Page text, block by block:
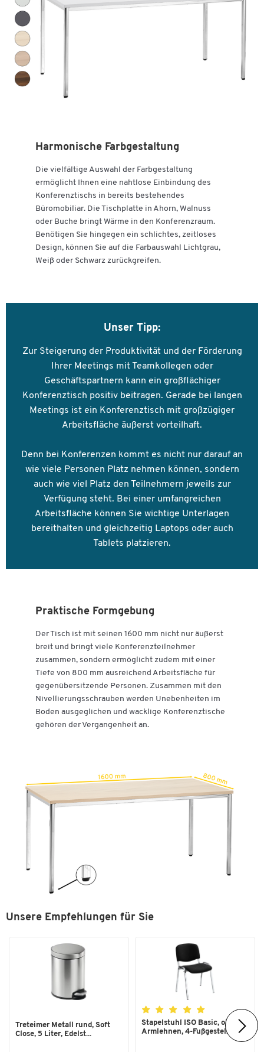
Harmonische Farbgestaltung
Die vielfältige Auswahl der Farbgestaltung
ermöglicht Ihnen eine nahtlose Einbindung des
Konferenztischs in bereits bestehendes
Büromobiliar. Die Tischplatte in Ahorn, Walnuss
oder Buche bringt Wärme in den Konferenzraum.
Benötigen Sie hingegen ein schlichtes, zeitloses
Design, können Sie auf die Farbauswahl Lichtgrau,
Weiß oder Schwarz zurückgreifen.
Unser Tipp:
Zur Steigerung der Produktivität und der Förderung
Ihrer Meetings mit Teamkollegen oder
Geschäftspartnern kann ein großflächiger
Konferenztisch positiv beitragen. Gerade bei langen
Meetings ist ein Konferenztisch mit großzügiger
Arbeitsfläche äußerst vorteilhaft.
Denn bei Konferenzen kommt es nicht nur darauf an
wie viele Personen Platz nehmen können, sondern
auch wie viel Platz den Teilnehmern jeweils zur
Verfügung steht. Bei einer umfangreichen
Arbeitsfläche können Sie wichtige Unterlagen
bereithalten und gleichzeitig Laptops oder auch
Tablets platzieren.
Praktische Formgebung
Der Tisch ist mit seinen 1600 mm nicht nur äußerst
breit und bringt viele Konferenzteilnehmer
zusammen, sondern ermöglicht zudem mit einer
Tiefe von 800 mm ausreichend Arbeitsfläche für
gegenübersitzende Personen. Zusammen mit den
Nivellierungsschrauben werden Unebenheiten im
Boden ausgeglichen und wacklige Konferenztische
gehören der Vergangenheit an.
Unsere Empfehlungen für Sie
Treteimer Metall rund, Soft
Close, 5 Liter, Edelst...
Stapelstuhl ISO Basic, ohne
Armlehnen, 4-Fußgestel...